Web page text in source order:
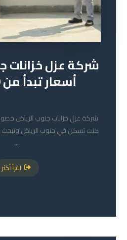
شركة عزل خزانات
أسعار تبدأ من 299 ريال
شركة عزل خزانات جنوب الرياض
كنت تسكن في جنوب الرياض
...
اقرأ أكثر